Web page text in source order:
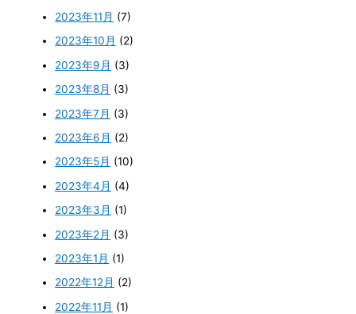
2023年11月 (7)
2023年10月 (2)
2023年9月 (3)
2023年8月 (3)
2023年7月 (3)
2023年6月 (2)
2023年5月 (10)
2023年4月 (4)
2023年3月 (1)
2023年2月 (3)
2023年1月 (1)
2022年12月 (2)
2022年11月 (1)